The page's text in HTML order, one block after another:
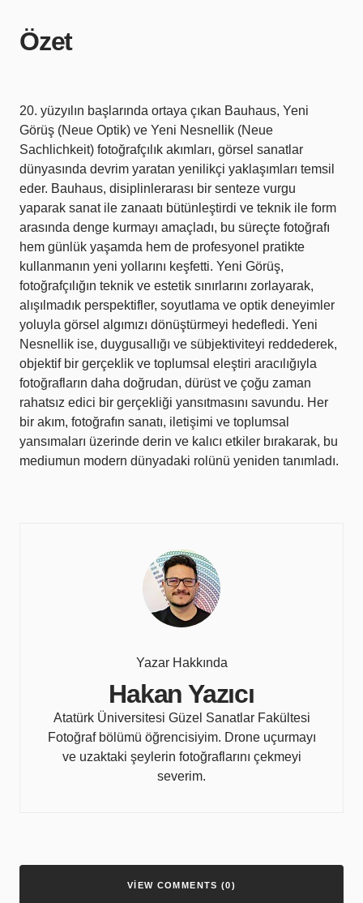
Özet
20. yüzyılın başlarında ortaya çıkan Bauhaus, Yeni
Görüş (Neue Optik) ve Yeni Nesnellik (Neue
Sachlichkeit) fotoğrafçılık akımları, görsel sanatlar
dünyasında devrim yaratan yenilikçi yaklaşımları temsil
eder. Bauhaus, disiplinlerarası bir senteze vurgu
yaparak sanat ile zanaatı bütünleştirdi ve teknik ile form
arasında denge kurmayı amaçladı, bu süreçte fotoğrafı
hem günlük yaşamda hem de profesyonel pratikte
kullanmanın yeni yollarını keşfetti. Yeni Görüş,
fotoğrafçılığın teknik ve estetik sınırlarını zorlayarak,
alışılmadık perspektifler, soyutlama ve optik deneyimler
yoluyla görsel algımızı dönüştürmeyi hedefledi. Yeni
Nesnellik ise, duygusallığı ve sübjektiviteyi reddederek,
objektif bir gerçeklik ve toplumsal eleştiri aracılığıyla
fotoğrafların daha doğrudan, dürüst ve çoğu zaman
rahatsız edici bir gerçekliği yansıtmasını savundu. Her
bir akım, fotoğrafın sanatı, iletişimi ve toplumsal
yansımaları üzerinde derin ve kalıcı etkiler bırakarak, bu
mediumun modern dünyadaki rolünü yeniden tanımladı.
Yazar Hakkında
Hakan Yazıcı
Atatürk Üniversitesi Güzel Sanatlar Fakültesi
Fotoğraf bölümü öğrencisiyim. Drone uçurmayı
ve uzaktaki şeylerin fotoğraflarını çekmeyi
severim.
VIEW COMMENTS (0)